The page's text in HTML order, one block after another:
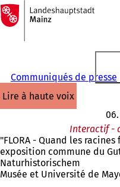
Accéder au contenu
Vers
la
page
d'accueil
Communiqués de presse
lire à haute voix
Interactif -
"FLORA - Quand les
exposition commune du
Naturhistorischem
Musée et Université de